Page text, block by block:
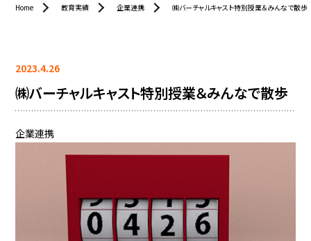
Home 教育実績 企業連携 ㈱バーチャルキャスト特別授業＆みんなで散歩
2023.4.26
㈱バーチャルキャスト特別授業＆みんなで散歩
企業連携